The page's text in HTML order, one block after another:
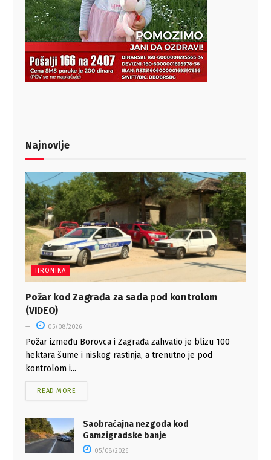
Najnovije
HRONIKA
Požar kod Zagrađa za sada pod kontrolom
(VIDEO)
05/08/2026
Požar između Borovca i Zagrađa zahvatio je blizu 100
hektara šume i niskog rastinja, a trenutno je pod
kontrolom i...
READ MORE
Saobraćajna nezgoda kod
Gamzigradske banje
05/08/2026